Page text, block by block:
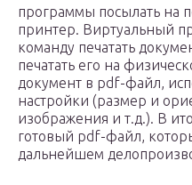
программы посылать на
принтер. Виртуальный
команду печатать
печатать его на
документ в pdf-файл,
настройки (размер и
изображения и т.д.). В
готовый pdf-файл,
дальнейшем